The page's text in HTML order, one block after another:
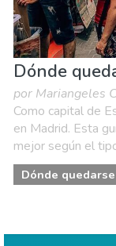
Dónde
por Mariangeles
Como capital de
en Madrid. Esta
mejor según el
Dónde quedarse